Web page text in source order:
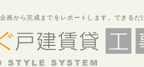
画から完成までをレポートします。できる